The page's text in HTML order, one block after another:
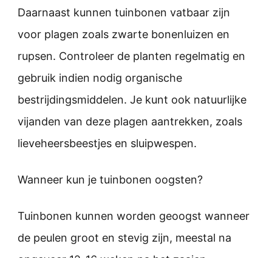
Daarnaast kunnen tuinbonen vatbaar zijn
voor plagen zoals zwarte bonenluizen en
rupsen. Controleer de planten regelmatig en
gebruik indien nodig organische
bestrijdingsmiddelen. Je kunt ook natuurlijke
vijanden van deze plagen aantrekken, zoals
lieveheersbeestjes en sluipwespen.
Wanneer kun je tuinbonen oogsten?
Tuinbonen kunnen worden geoogst wanneer
de peulen groot en stevig zijn, meestal na